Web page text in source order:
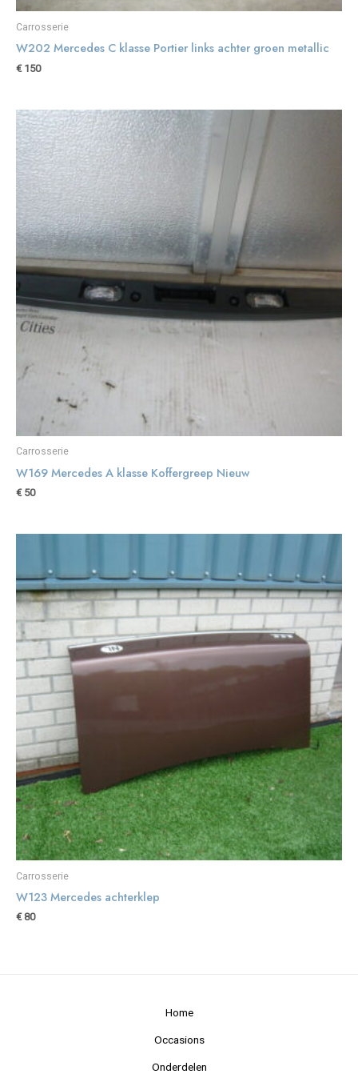
Carrosserie
W202 Mercedes C klasse Portier links achter groen metallic
€150
Carrosserie
W169 Mercedes A klasse Koffergreep Nieuw
€50
Carrosserie
W123 Mercedes achterklep
€80
Home
Occasions
Onderdelen